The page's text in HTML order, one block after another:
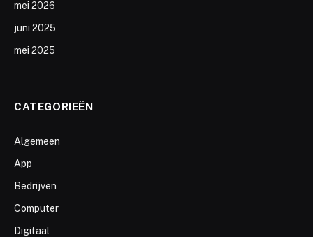
mei 2026
juni 2025
mei 2025
CATEGORIEËN
Algemeen
App
Bedrijven
Computer
Digitaal